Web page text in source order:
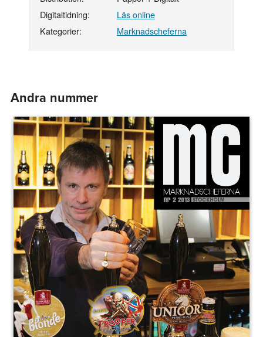
Digitaltidning:
Läs online
Kategorier:
Marknadscheferna
Andra nummer